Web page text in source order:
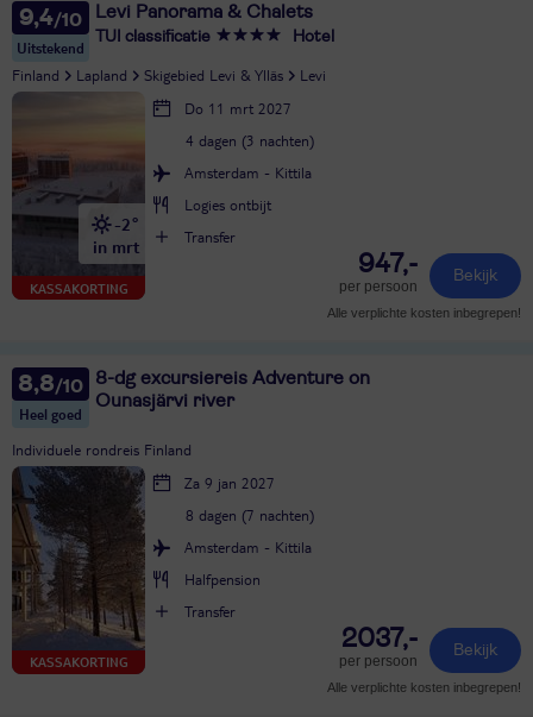
9,4
Uitstekend
Levi Panorama & Chalets
TUI classificatie Hotel
Finland Lapland Skigebied Levi & Ylläs Levi
KASSAKORTING
-2°
in mrt
Do 11 mrt 2027
4 dagen (3 nachten)
Amsterdam - Kittila
Logies ontbijt
Transfer
947,-
per persoon
Bekijk
Alle verplichte kosten inbegrepen!
8,8
Heel goed
8-dg excursiereis Adventure on
Ounasjärvi river
Individuele rondreis Finland
KASSAKORTING
Za 9 jan 2027
8 dagen (7 nachten)
Amsterdam - Kittila
Halfpension
Transfer
2037,-
per persoon
Bekijk
Alle verplichte kosten inbegrepen!